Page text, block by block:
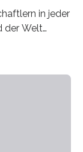
in jeder
der Welt